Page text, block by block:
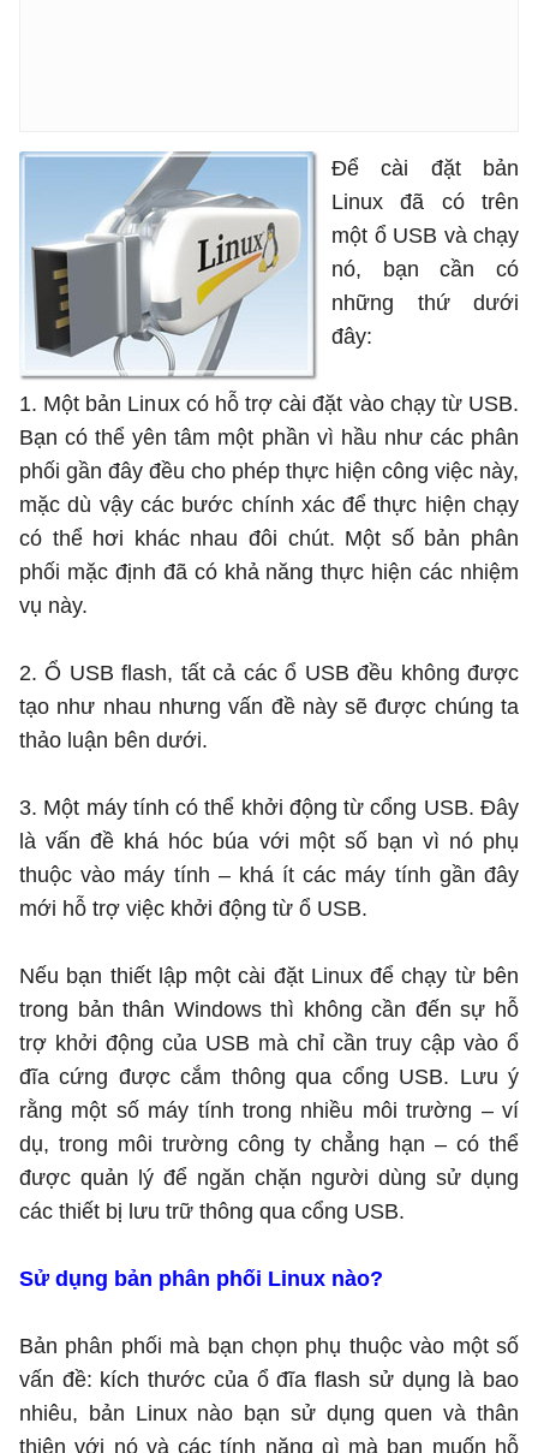
Để cài đặt bản
Linux đã có trên
một ổ USB và chạy
nó, bạn cần có
những thứ dưới
đây:
1. Một bản Linux có hỗ trợ cài đặt vào chạy từ USB.
Bạn có thể yên tâm một phần vì hầu như các phân
phối gần đây đều cho phép thực hiện công việc này,
mặc dù vậy các bước chính xác để thực hiện chạy
có thể hơi khác nhau đôi chút. Một số bản phân
phối mặc định đã có khả năng thực hiện các nhiệm
vụ này.
2. Ổ USB flash, tất cả các ổ USB đều không được
tạo như nhau nhưng vấn đề này sẽ được chúng ta
thảo luận bên dưới.
3. Một máy tính có thể khởi động từ cổng USB. Đây
là vấn đề khá hóc búa với một số bạn vì nó phụ
thuộc vào máy tính – khá ít các máy tính gần đây
mới hỗ trợ việc khởi động từ ổ USB.
Nếu bạn thiết lập một cài đặt Linux để chạy từ bên
trong bản thân Windows thì không cần đến sự hỗ
trợ khởi động của USB mà chỉ cần truy cập vào ổ
đĩa cứng được cắm thông qua cổng USB. Lưu ý
rằng một số máy tính trong nhiều môi trường – ví
dụ, trong môi trường công ty chẳng hạn – có thể
được quản lý để ngăn chặn người dùng sử dụng
các thiết bị lưu trữ thông qua cổng USB.
Sử dụng bản phân phối Linux nào?
Bản phân phối mà bạn chọn phụ thuộc vào một số
vấn đề: kích thước của ổ đĩa flash sử dụng là bao
nhiêu, bản Linux nào bạn sử dụng quen và thân
thiện với nó và các tính năng gì mà bạn muốn hỗ